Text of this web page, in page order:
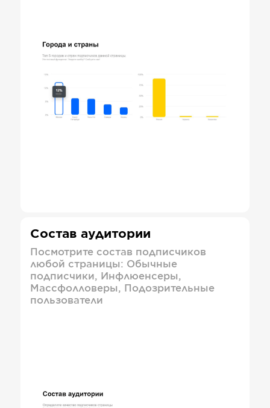
Состав аудитории
Посмотрите состав подписчиков
любой страницы: Обычные
подписчики, Инфлюенсеры,
Массфолловеры, Подозрительные
пользователи